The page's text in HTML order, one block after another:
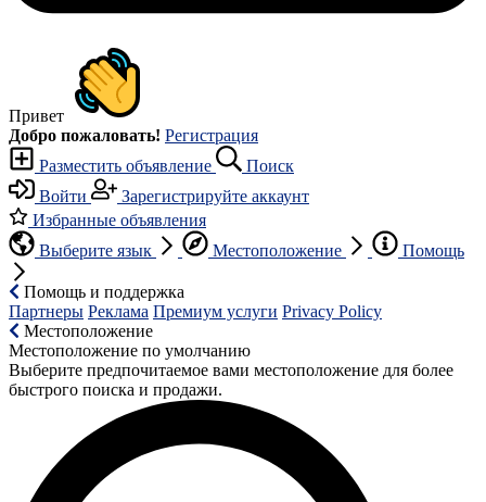
Привет
Добро пожаловать! Регистрация
Разместить объявление
Поиск
Войти
Зарегистрируйте аккаунт
Избранные объявления
Выберите язык
Местоположение Помощь
Помощь и поддержка
Партнеры Реклама Премиум услуги Privacy Policy
Местоположение
Местоположение по умолчанию
Выберите предпочитаемое вами местоположение для более
быстрого поиска и продажи.